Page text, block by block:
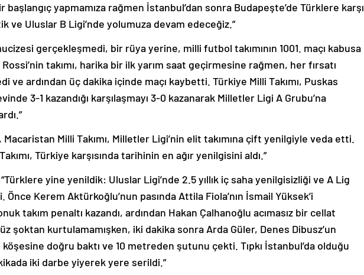
başlangıç yapmamıza rağmen İstanbul’dan sonra Budapeşte’de Türklere karşı
ve Uluslar B Ligi’nde yolumuza devam edeceğiz.”
gerçekleşmedi, bir rüya yerine, milli futbol takımının 1001. maçı kabusa
takımı, harika bir ilk yarım saat geçirmesine rağmen, her fırsatı
ve ardından üç dakika içinde maçı kaybetti. Türkiye Milli Takımı, Puskas
3-1 kazandığı karşılaşmayı 3-0 kazanarak Milletler Ligi A Grubu’na
Milli Takımı, Milletler Ligi’nin elit takımına çift yenilgiyle veda etti.
Türkiye karşısında tarihinin en ağır yenilgisini aldı.”
“Türklere yine yenildik: Uluslar Ligi’nde 2.5 yıllık iç saha yenilgisizliği ve A Lig
Önce Kerem Aktürkoğlu’nun pasında Attila Fiola’nın İsmail Yüksek’i
takım penaltı kazandı, ardından Hakan Çalhanoğlu acımasız bir cellat
şoktan kurtulamamışken, iki dakika sonra Arda Güler, Denes Dibusz’un
doğru baktı ve 10 metreden şutunu çekti. Tıpkı İstanbul’da olduğu
iki darbe yiyerek yere serildi.”